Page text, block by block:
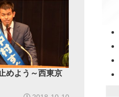
めよう～西東京